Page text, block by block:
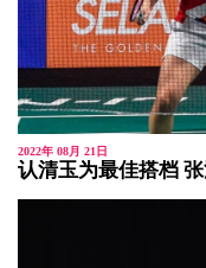
2022年 08月 21日
认清玉为最佳搭档